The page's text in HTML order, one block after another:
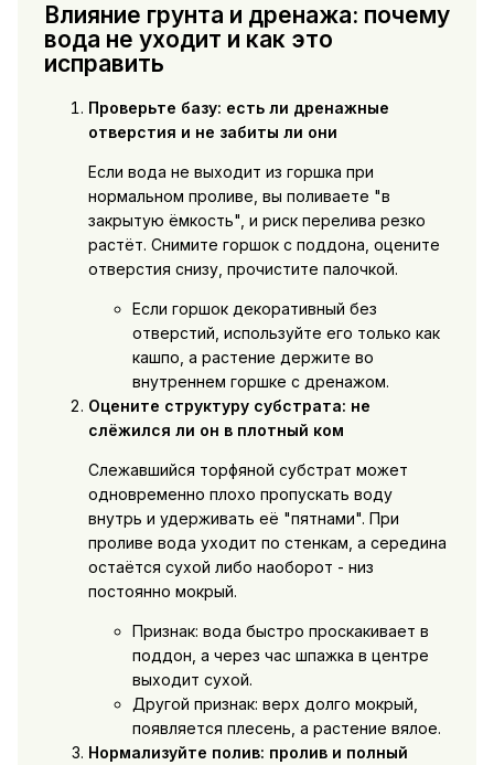
Влияние грунта и дренажа: почему
вода не уходит и как это
исправить
Проверьте базу: есть ли дренажные
отверстия и не забиты ли они
Если вода не выходит из горшка при
нормальном проливе, вы поливаете "в
закрытую ёмкость", и риск перелива резко
растёт. Снимите горшок с поддона, оцените
отверстия снизу, прочистите палочкой.
Если горшок декоративный без
отверстий, используйте его только как
кашпо, а растение держите во
внутреннем горшке с дренажом.
Оцените структуру субстрата: не
слёжился ли он в плотный ком
Слежавшийся торфяной субстрат может
одновременно плохо пропускать воду
внутрь и удерживать её "пятнами". При
проливе вода уходит по стенкам, а середина
остаётся сухой либо наоборот - низ
постоянно мокрый.
Признак: вода быстро проскакивает в
поддон, а через час шпажка в центре
выходит сухой.
Другой признак: верх долго мокрый,
появляется плесень, а растение вялое.
Нормализуйте полив: пролив и полный